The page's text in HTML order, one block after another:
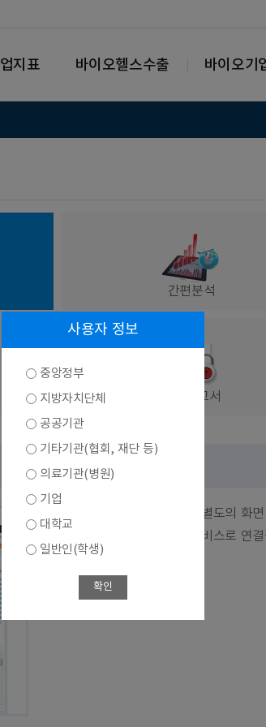
지표 바이오헬스수출 바이오기
간편분석
결과보고서
통계표와 통계차트에 대해서 별도의 화
간편분석을 위한 간편분석 서비스로 연
사용자 정보
중앙정부
지방자치단체
공공기관
기타기관(협회, 재단 등)
의료기관(병원)
기업
대학교
일반인(학생)
확인